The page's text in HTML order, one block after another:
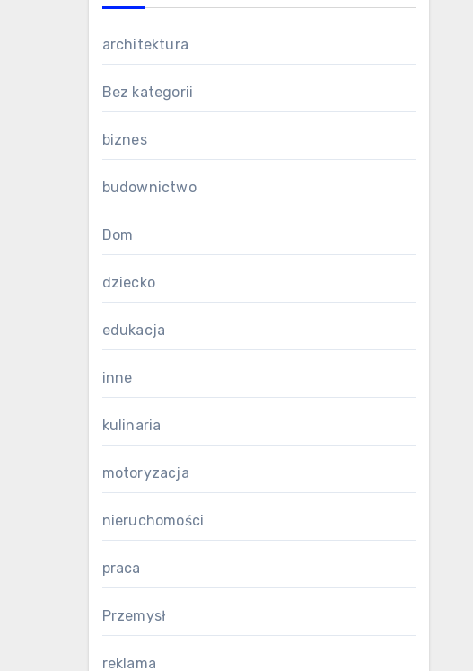
architektura
Bez kategorii
biznes
budownictwo
Dom
dziecko
edukacja
inne
kulinaria
motoryzacja
nieruchomości
praca
Przemysł
reklama